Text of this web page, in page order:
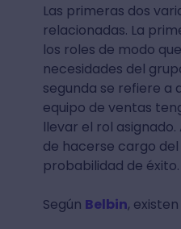
Las primeras dos
relacionadas. La
los roles de modo
necesidades del
segunda se refiere a
equipo de ventas
llevar el rol
de hacerse cargo
probabilidad de éxito.
Según Belbin, existen